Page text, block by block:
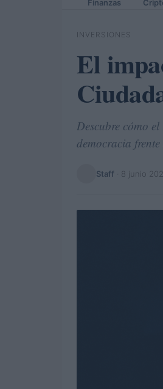
Finanzas
INVERSIONES
El
Descubre cómo
democracia frente
Staff 8 junio